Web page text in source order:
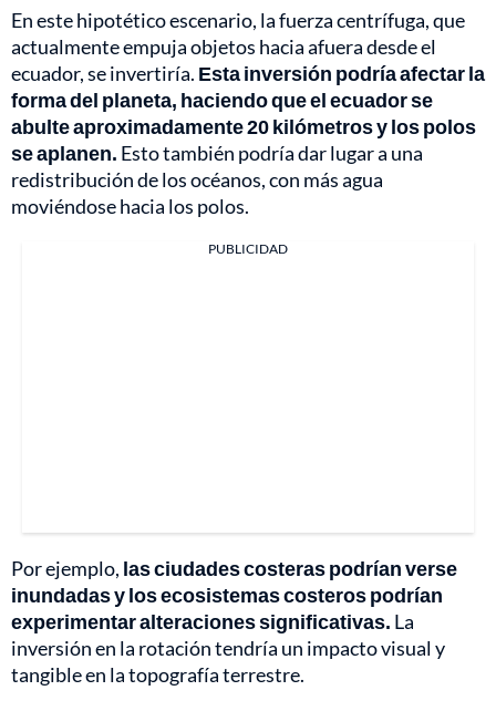
En este hipotético escenario, la fuerza centrífuga, que
actualmente empuja objetos hacia afuera desde el
ecuador, se invertiría. Esta inversión podría afectar la
forma del planeta, haciendo que el ecuador se
abulte aproximadamente 20 kilómetros y los polos
se aplanen. Esto también podría dar lugar a una
redistribución de los océanos, con más agua
moviéndose hacia los polos.
PUBLICIDAD
Por ejemplo, las ciudades costeras podrían verse
inundadas y los ecosistemas costeros podrían
experimentar alteraciones significativas. La
inversión en la rotación tendría un impacto visual y
tangible en la topografía terrestre.